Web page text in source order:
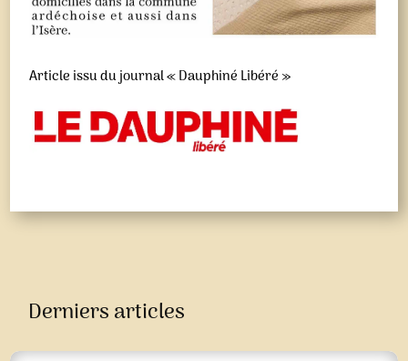
Article issu du journal « Dauphiné Libéré »
Derniers articles